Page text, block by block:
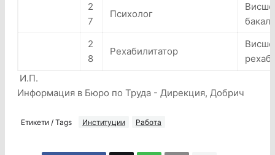
2
7
Психолог
Висше
2
8
Рехабилитатор
И.П.
Информация в Бюро по Труда - Дирекция, Добрич
Етикети / Tags Институции Работа